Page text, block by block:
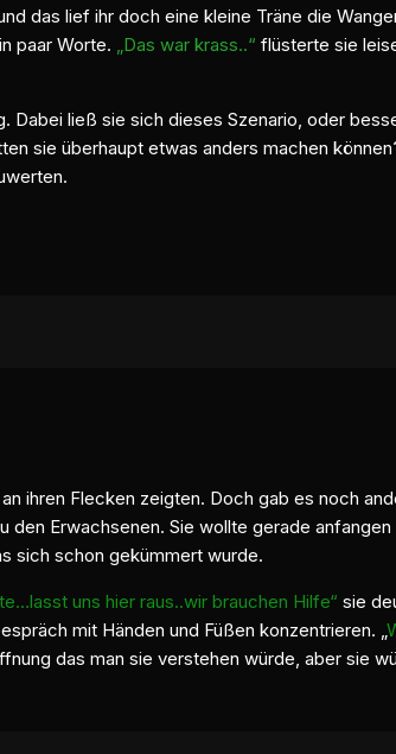
das lief ihr doch eine kleine Träne die
paar Worte. „Das war krass..“flüsterte sie
Dabei ließ sie sich dieses Szenario, oder
sie überhaupt etwas anders machen
ihren Flecken zeigten. Doch gab es noch
Erwachsenen. Sie wollte gerade
sich schon gekümmert wurde.
uns hier raus..wir brauchen Hilfe“sie
mit Händen und Füßen konzentrieren. „
das man sie verstehen würde, aber sie